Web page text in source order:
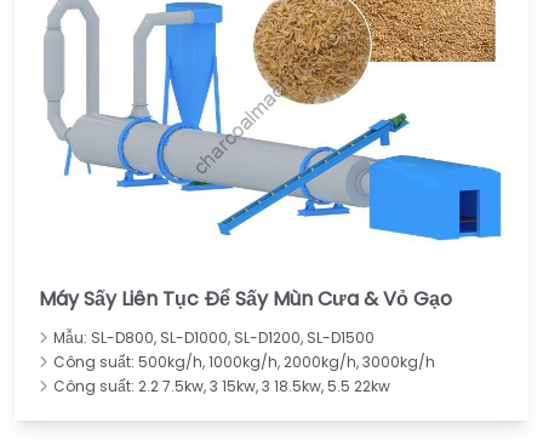
Máy Sấy Liên Tục Để Sấy Mùn Cưa & Vỏ Gạo
Mẫu: SL-D800, SL-D1000, SL-D1200, SL-D1500
Công suất: 500kg/h, 1000kg/h, 2000kg/h, 3000kg/h
Công suất: 2.2 7.5kw, 3 15kw, 3 18.5kw, 5.5 22kw